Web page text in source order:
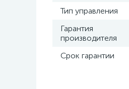
Тип управления
Гарантия
производителя
Срок гарантии